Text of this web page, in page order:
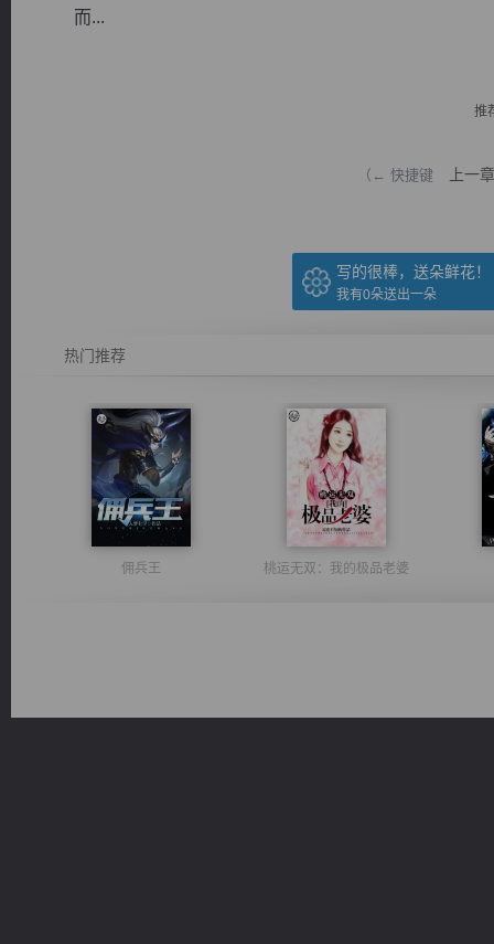
而...
推
（← 快捷键 上一章
写的很棒，送朵鲜花！
我有0朵送出一朵
热门推荐
佣兵王 桃运无双：我的极品老婆